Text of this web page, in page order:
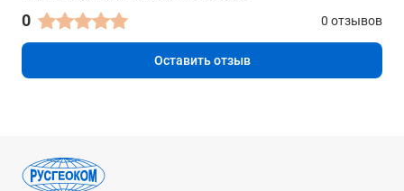
0 0 отзывов
Оставить отзыв